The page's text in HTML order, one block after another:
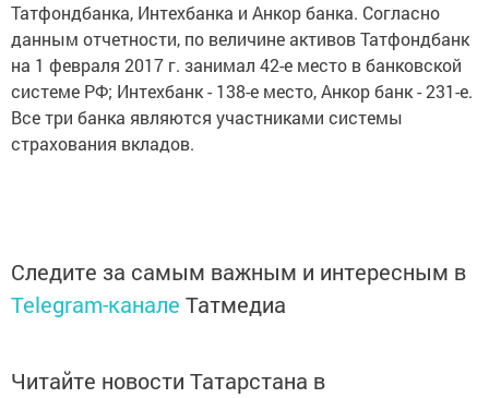
Татфондбанка, Интехбанка и Анкор банка. Согласно
данным отчетности, по величине активов Татфондбанк
на 1 февраля 2017 г. занимал 42-е место в банковской
системе РФ; Интехбанк - 138-е место, Анкор банк - 231-е.
Все три банка являются участниками системы
страхования вкладов.
Следите за самым важным и интересным в
Telegram-канале Татмедиа
Читайте новости Татарстана в